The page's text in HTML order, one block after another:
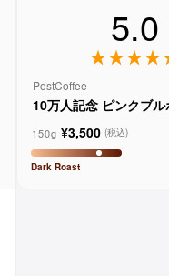
5.0
PostCoffee
10万人記念 ピンクブ
150g ¥3,500 (税込)
Dark Roast